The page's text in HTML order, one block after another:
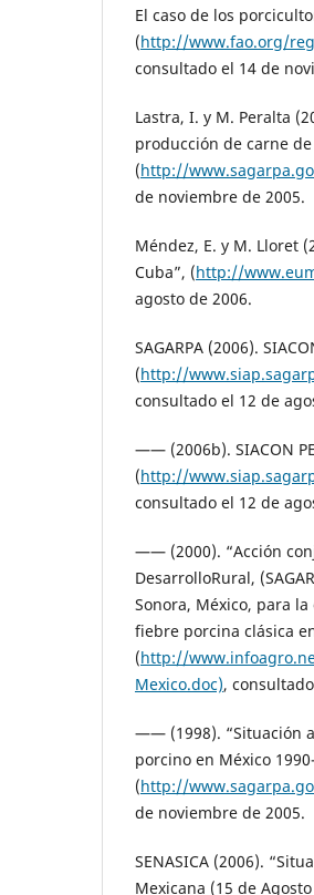
El caso de los
(http://www.fao.org/
consultado el 14 de
Lastra, I. y M. Peralta
producción de carne
(http://
de noviembre de 2005.
Méndez, E. y M. Lloret
Cuba”, (http://
agosto de 2006.
SAGARPA (2006).
(http://
consultado el 12 de
—— (2006b). SIACON
(http://
consultado el 12 de
—— (2000). “Acción
DesarrolloRural,
Sonora, México, para
fiebre porcina clásica
(http://
Mexico.doc),
—— (1998). “Situación
porcino en México
(http://
de noviembre de 2005.
SENASICA (2006).
Mexicana (15 de